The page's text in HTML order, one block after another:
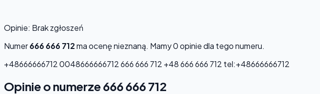
Opinie: Brak zgłoszeń
Numer666 666 712ma ocenęnieznaną. Mamy 0 opinie dla tego numeru.
+486666667120048666666712666 666 712 +48 666 666 712 tel:+48666666712
Opinie o numerze 666 666 712